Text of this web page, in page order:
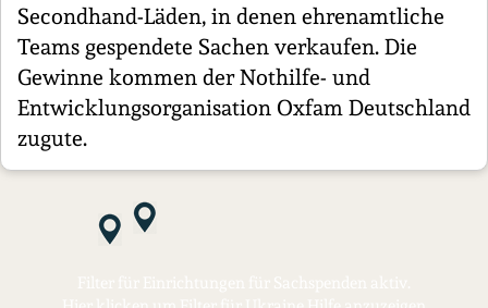
Secondhand-Läden, in denen ehrenamtliche
Teams gespendete Sachen verkaufen. Die
Gewinne kommen der Nothilfe- und
Entwicklungsorganisation Oxfam Deutschland
zugute.